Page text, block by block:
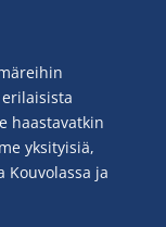
haastavatkin
yksityisiä,
Kouvolassa ja